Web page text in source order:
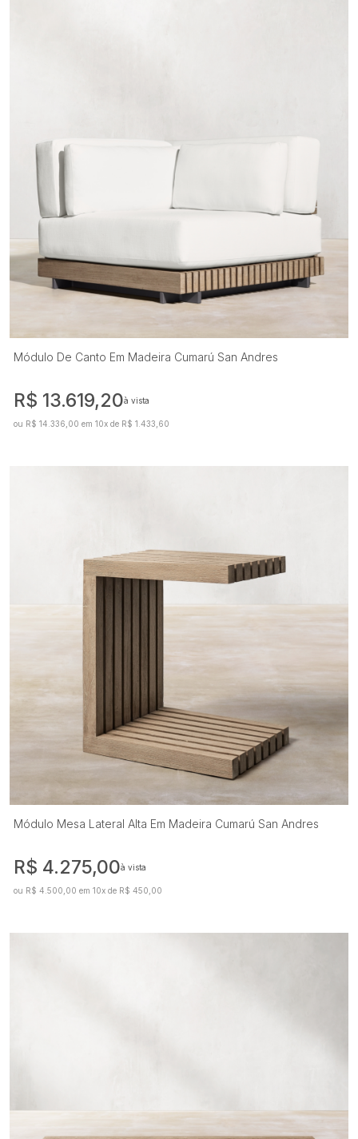
Módulo De Canto Em Madeira Cumarú San Andres
R$ 13.619,20à vista
ou R$ 14.336,00 em 10x de R$ 1.433,60
Módulo Mesa Lateral Alta Em Madeira Cumarú San Andres
R$ 4.275,00à vista
ou R$ 4.500,00 em 10x de R$ 450,00